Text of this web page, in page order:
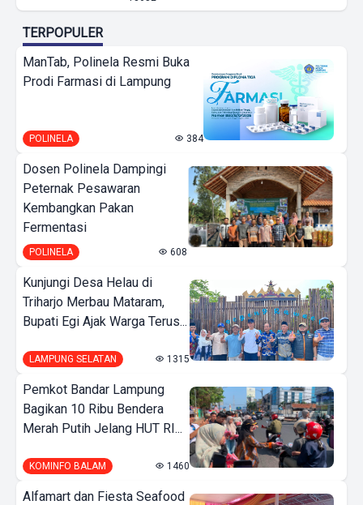
TERPOPULER
ManTab, Polinela Resmi Buka
Prodi Farmasi di Lampung
POLINELA 384
Dosen Polinela Dampingi
Peternak Pesawaran
Kembangkan Pakan
Fermentasi
POLINELA 608
Kunjungi Desa Helau di
Triharjo Merbau Mataram,
Bupati Egi Ajak Warga Terus...
LAMPUNG SELATAN 1315
Pemkot Bandar Lampung
Bagikan 10 Ribu Bendera
Merah Putih Jelang HUT RI...
KOMINFO BALAM 1460
Alfamart dan Fiesta Seafood